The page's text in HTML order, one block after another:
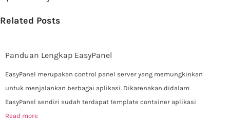
Related Posts
Panduan Lengkap EasyPanel
EasyPanel merupakan control panel server yang memungkinkan
untuk menjalankan berbagai aplikasi. Dikarenakan didalam
EasyPanel sendiri sudah terdapat template container aplikasi
Read more